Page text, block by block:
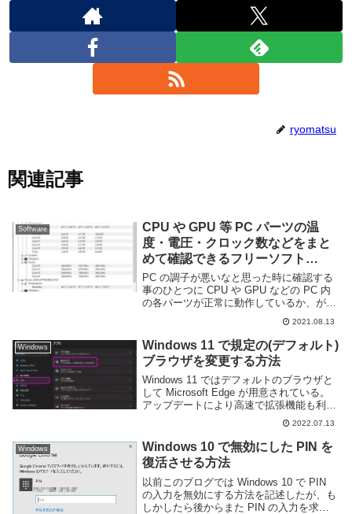
ryomatsu
関連記事
Software
CPU や GPU 等 PC パーツの温
度・電圧・クロック数などをまと
めて確認できるフリーソフト
HWMonitor
PC の調子が悪いなと思った時に確認する
事のひとつに CPU や GPU などの PC 内
の各パーツが正常に動作しているか、があ
る。特に温度は高くなると極端に性能が落
ちてしまうため、重要な要素のひとつだ。
PC パーツの温度や電圧・クロック数...
2021.08.13
Windows
Windows 11 で規定の(デフォルト)
ブラウザを変更する方法
Windows 11 ではデフォルトのブラウザと
して Microsoft Edge が用意されている。
アップデートにより高速で拡張機能も利用
できるようになったなど便利にはなったも
のの、Google Chrome 等他のブラウザを使
いたい人も...
2022.07.13
Windows
Windows 10 で無効にした PIN を
復活させる方法
以前このブログでは Windows 10 で PIN
の入力を無効にする方法を記述したが、も
しかしたら後からまた PIN の入力を求め